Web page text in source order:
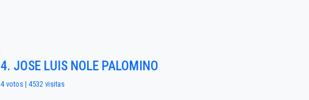
4. JOSE LUIS NOLE PALOMINO
4 votos | 4532 visitas